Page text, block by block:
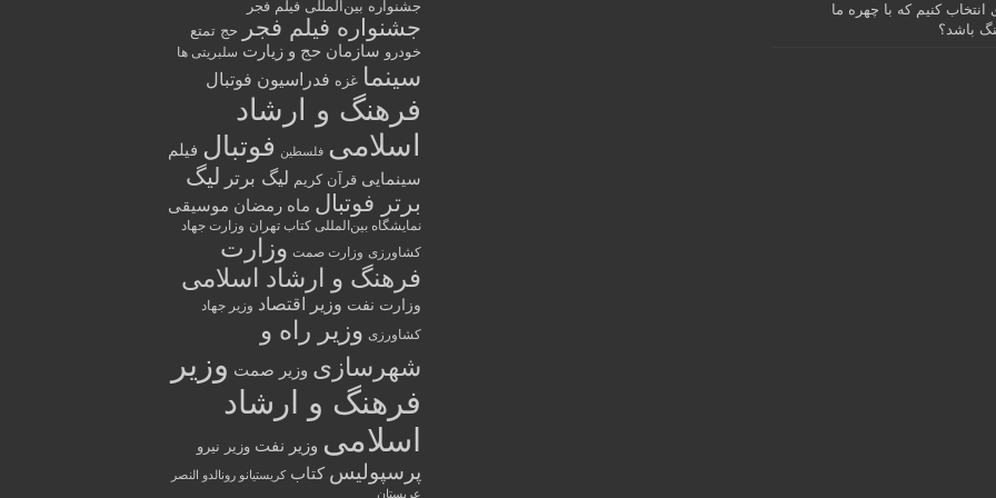
انتخاب کنیم که با چهره ما
باشد؟
جشنواره بین‌المللی فیلم فجر
جشنواره فیلم فجر
حج تمتع
خودرو سازمان حج و زیارت سلبریتی ها
سینما غزه فدراسیون فوتبال
فرهنگ و ارشاد
اسلامی فلسطین فوتبال فیلم
سینمایی قرآن کریم لیگ برتر لیگ
برتر فوتبال ماه رمضان موسیقی
نمایشگاه بین‌المللی کتاب تهران وزارت جهاد
کشاورزی وزارت صمت وزارت
فرهنگ و ارشاد اسلامی
وزارت نفت وزیر اقتصاد وزیر جهاد
کشاورزی وزیر راه و
شهرسازی وزیر صمت وزیر
فرهنگ و ارشاد
اسلامی وزیر نفت وزیر نیرو
پرسپولیس کتاب کریستیانو رونالدو النصر
عربستان